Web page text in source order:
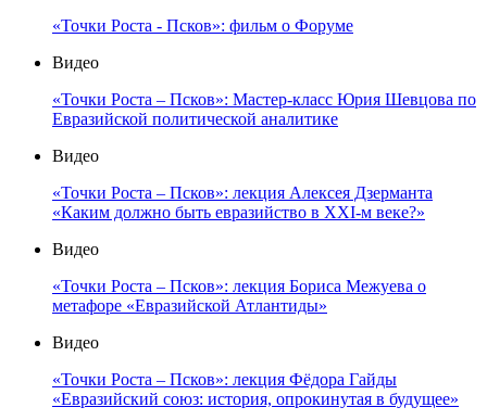
«Точки Роста - Псков»: фильм о Форуме
Видео
«Точки Роста – Псков»: Мастер-класс Юрия Шевцова по
Евразийской политической аналитике
Видео
«Точки Роста – Псков»: лекция Алексея Дзерманта
«Каким должно быть евразийство в XXI-м веке?»
Видео
«Точки Роста – Псков»: лекция Бориса Межуева о
метафоре «Евразийской Атлантиды»
Видео
«Точки Роста – Псков»: лекция Фёдора Гайды
«Евразийский союз: история, опрокинутая в будущее»